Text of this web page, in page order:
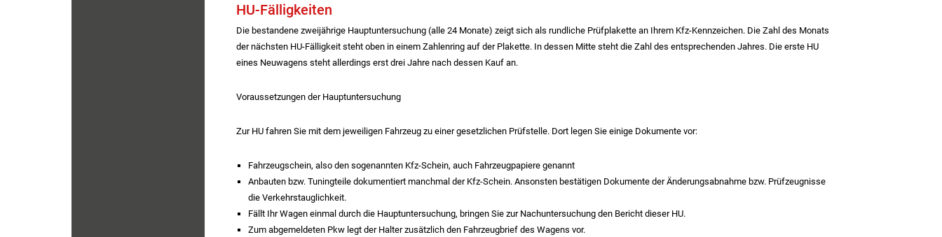
HU-Fälligkeiten
Die bestandene zweijährige Hauptuntersuchung (alle 24 Monate) zeigt sich als rundliche Prüfplakette an Ihrem Kfz-Kennzeichen. Die Zahl des Monats
der nächsten HU-Fälligkeit steht oben in einem Zahlenring auf der Plakette. In dessen Mitte steht die Zahl des entsprechenden Jahres. Die erste HU
eines Neuwagens steht allerdings erst drei Jahre nach dessen Kauf an.
Voraussetzungen der Hauptuntersuchung
Zur HU fahren Sie mit dem jeweiligen Fahrzeug zu einer gesetzlichen Prüfstelle. Dort legen Sie einige Dokumente vor:
Fahrzeugschein, also den sogenannten Kfz-Schein, auch Fahrzeugpapiere genannt
Anbauten bzw. Tuningteile dokumentiert manchmal der Kfz-Schein. Ansonsten bestätigen Dokumente der Änderungsabnahme bzw. Prüfzeugnisse
die Verkehrstauglichkeit.
Fällt Ihr Wagen einmal durch die Hauptuntersuchung, bringen Sie zur Nachuntersuchung den Bericht dieser HU.
Zum abgemeldeten Pkw legt der Halter zusätzlich den Fahrzeugbrief des Wagens vor.